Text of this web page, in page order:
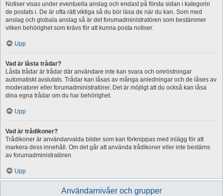
Notiser visas under eventuella anslag och endast på första sidan i kategorin
de postats i. De är ofta rätt viktiga så du bör läsa de när du kan. Som med
anslag och globala anslag så är det forumadministratören som bestämmer
vilken behörighet som krävs för att kunna posta notiser.
Upp
Vad är låsta trådar?
Låsta trådar är trådar där användare inte kan svara och omröstningar
automatiskt avslutats. Trådar kan låsas av många anledningar och de låses av
moderatorer eller forumadministratörer. Det är möjligt att du också kan låsa
dina egna trådar om du har behörighet.
Upp
Vad är trådikoner?
Trådikoner är användarvalda bilder som kan förknippas med inlägg för att
markera dess innehåll. Om det går att använda trådikoner eller inte bestäms
av forumadministratören.
Upp
Användarnivåer och grupper